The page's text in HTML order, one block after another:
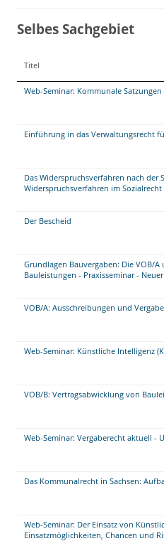
Selbes Sachgebiet
Titel
Web-Seminar: Kommunale
Einführung in das Verwaltungsrecht
Das Widerspruchsverfahren nach der
Widerspruchsverfahren im
Der Bescheid
Grundlagen Bauvergaben: Die VOB/
Bauleistungen - Praxisseminar -
VOB/A: Ausschreibungen und
Web-Seminar: Künstliche Intelligenz
VOB/B: Vertragsabwicklung von
Web-Seminar: Vergaberecht aktuell -
Das Kommunalrecht in Sachsen:
Web-Seminar: Der Einsatz von
Einsatzmöglichkeiten, Chancen und